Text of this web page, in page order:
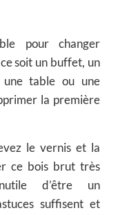
pour changer
soit un buffet, un
une table ou une
la première
le vernis et la
ce bois brut très
d’être un
suffisent et